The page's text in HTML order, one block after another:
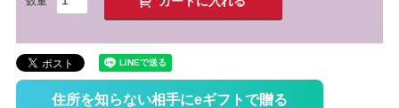
住所を知らない相手にeギフトで贈る